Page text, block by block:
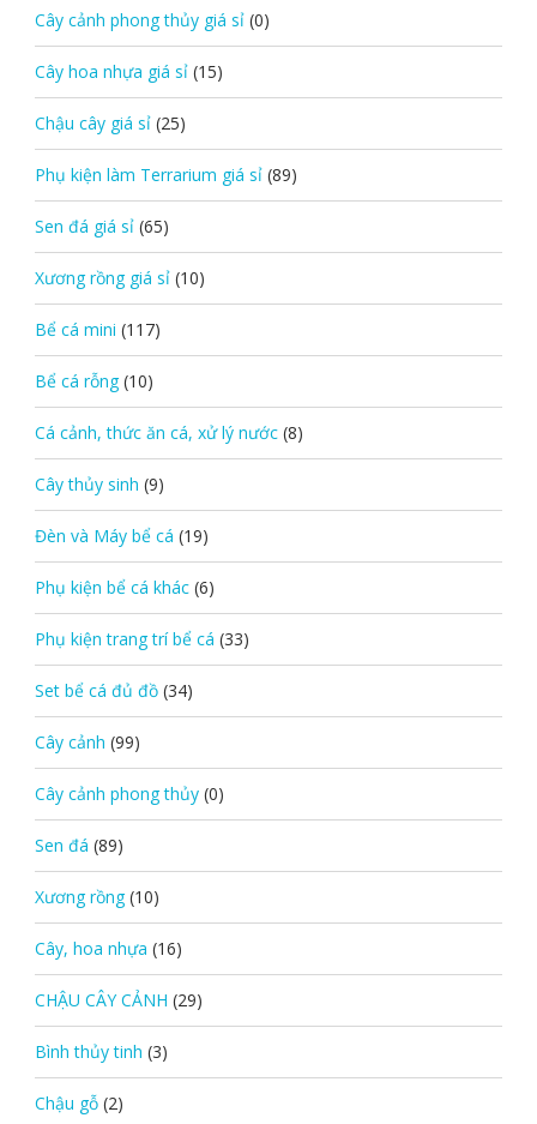
Cây cảnh phong thủy giá sỉ (0)
Cây hoa nhựa giá sỉ (15)
Chậu cây giá sỉ (25)
Phụ kiện làm Terrarium giá sỉ (89)
Sen đá giá sỉ (65)
Xương rồng giá sỉ (10)
Bể cá mini (117)
Bể cá rỗng (10)
Cá cảnh, thức ăn cá, xử lý nước (8)
Cây thủy sinh (9)
Đèn và Máy bể cá (19)
Phụ kiện bể cá khác (6)
Phụ kiện trang trí bể cá (33)
Set bể cá đủ đồ (34)
Cây cảnh (99)
Cây cảnh phong thủy (0)
Sen đá (89)
Xương rồng (10)
Cây, hoa nhựa (16)
CHẬU CÂY CẢNH (29)
Bình thủy tinh (3)
Chậu gỗ (2)